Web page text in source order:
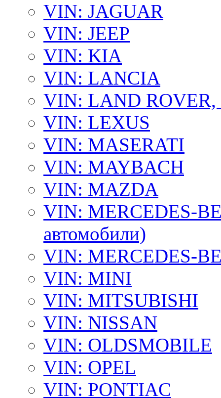
VIN: JAGUAR
VIN: JEEP
VIN: KIA
VIN: LANCIA
VIN: LAND ROVER,
VIN: LEXUS
VIN: MASERATI
VIN: MAYBACH
VIN: MAZDA
VIN: MERCEDES-
автомобили)
VIN: MERCEDES-
VIN: MINI
VIN: MITSUBISHI
VIN: NISSAN
VIN: OLDSMOBILE
VIN: OPEL
VIN: PONTIAC